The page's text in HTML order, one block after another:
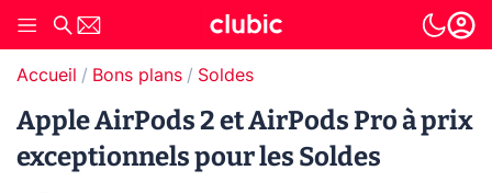
Accueil Bons plans Soldes
Apple AirPods 2 et AirPods Pro à prix
exceptionnels pour les Soldes